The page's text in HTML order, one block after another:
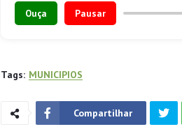
Ouça Pausar
Tags: MUNICIPIOS
Compartilhar